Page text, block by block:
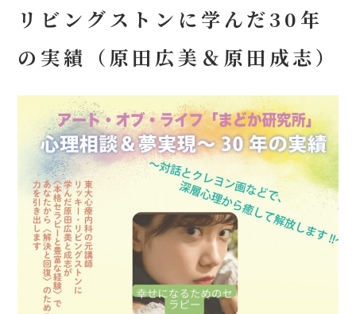
リビングストンに学んだ30年
の実績（原田広美＆原田成志）